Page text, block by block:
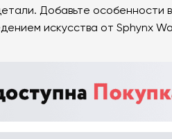
Добавьте особенности
искусства от Sphynx